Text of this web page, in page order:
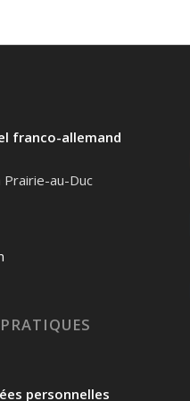
franco-allemand
au-Duc
personnelles